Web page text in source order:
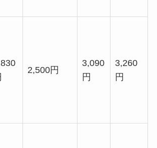
2,500円
3,090
円
3,260
円